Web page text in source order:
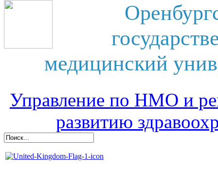
медицинский
Управление по НМО и
развитию